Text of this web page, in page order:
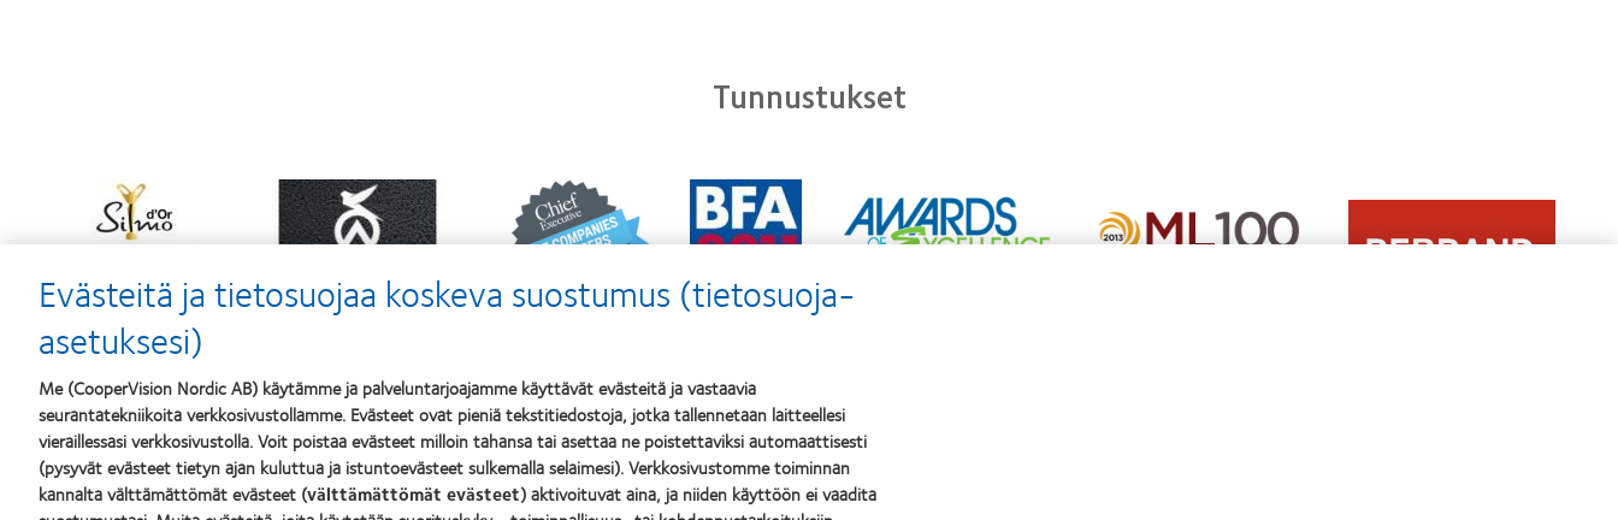
Tunnustukset
about
Silmo
d’Or
–
parhaasta
tuotteesta,
MyDay®
(2013)
Learn
more
about
Contact
Product
(2013)
Learn
more
about
Best
for
2010
(2012)
Learn
more
about
Best
Factory
Awards
2011
Learn
more
about
2011
Learn
more
Learn
more
about
Tuotteemme
Etsi piilolinssisi
Piilolinssit ja näkö
Uusi käyttäjä
Legal
Ehdot
Evästeitä ja tietosuojaa koskeva suostumus (tietosuoja-
asetuksesi)
Me (CooperVision Nordic AB) käytämme ja palveluntarjoajamme käyttävät evästeitä ja vastaavia
seurantatekniikoita verkkosivustollamme. Evästeet ovat pieniä tekstitiedostoja, jotka tallennetaan laitteellesi
vieraillessasi verkkosivustolla. Voit poistaa evästeet milloin tahansa tai asettaa ne poistettaviksi automaattisesti
(pysyvät evästeet tietyn ajan kuluttua ja istuntoevästeet sulkemalla selaimesi). Verkkosivustomme toiminnan
kannalta välttämättömät evästeet (välttämättömät evästeet) aktivoituvat aina, ja niiden käyttöön ei vaadita